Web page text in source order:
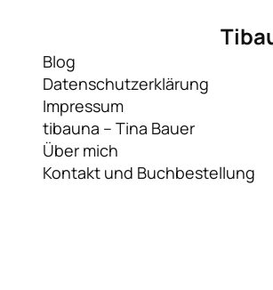
Blog
Datenschutzerklärung
Impressum
tibauna – Tina Bauer
Über mich
Kontakt und Buchbestellung